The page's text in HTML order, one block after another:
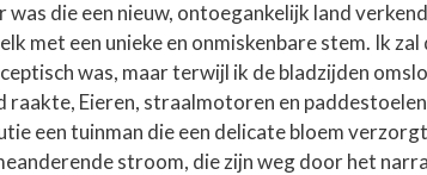
die een nieuw, ontoegankelijk land
met een unieke en onmiskenbare stem. Ik
was, maar terwijl ik de bladzijden
raakte, Eieren, straalmotoren en
een tuinman die een delicate bloem
stroom, die zijn weg door het